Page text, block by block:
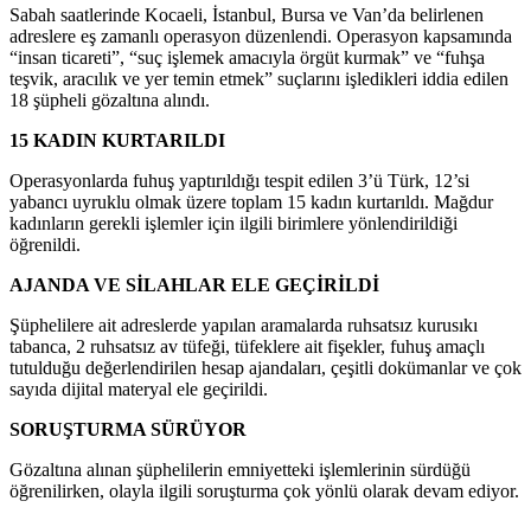
Sabah saatlerinde Kocaeli, İstanbul, Bursa ve Van’da belirlenen
adreslere eş zamanlı operasyon düzenlendi. Operasyon kapsamında
“insan ticareti”, “suç işlemek amacıyla örgüt kurmak” ve “fuhşa
teşvik, aracılık ve yer temin etmek” suçlarını işledikleri iddia edilen
18 şüpheli gözaltına alındı.
15 KADIN KURTARILDI
Operasyonlarda fuhuş yaptırıldığı tespit edilen 3’ü Türk, 12’si
yabancı uyruklu olmak üzere toplam 15 kadın kurtarıldı. Mağdur
kadınların gerekli işlemler için ilgili birimlere yönlendirildiği
öğrenildi.
AJANDA VE SİLAHLAR ELE GEÇİRİLDİ
Şüphelilere ait adreslerde yapılan aramalarda ruhsatsız kurusıkı
tabanca, 2 ruhsatsız av tüfeği, tüfeklere ait fişekler, fuhuş amaçlı
tutulduğu değerlendirilen hesap ajandaları, çeşitli dokümanlar ve çok
sayıda dijital materyal ele geçirildi.
SORUŞTURMA SÜRÜYOR
Gözaltına alınan şüphelilerin emniyetteki işlemlerinin sürdüğü
öğrenilirken, olayla ilgili soruşturma çok yönlü olarak devam ediyor.